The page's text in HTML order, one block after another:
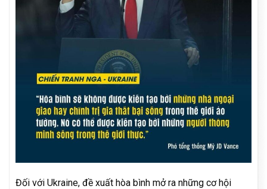
Đối với Ukraine, đề xuất hòa bình mở ra những cơ hội